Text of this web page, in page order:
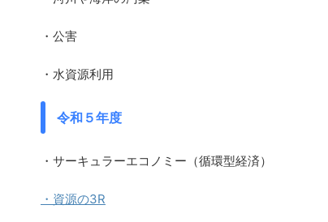
・公害
・水資源利用
令和５年度
・サーキュラーエコノミー（循環型経済）
・資源の3R